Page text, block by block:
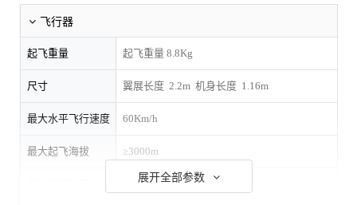
飞行器
起飞重量 起飞重量 8.8Kg
尺寸 翼展长度 2.2m机身长度 1.16m
最大水平飞行速度 60Km/h
最大起飞海拔 ≥3000m
90分钟
展开全部参数